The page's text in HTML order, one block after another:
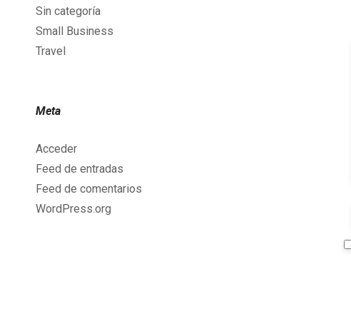
Sin categoría
Small Business
Travel
Meta
Acceder
Feed de entradas
Feed de comentarios
WordPress.org